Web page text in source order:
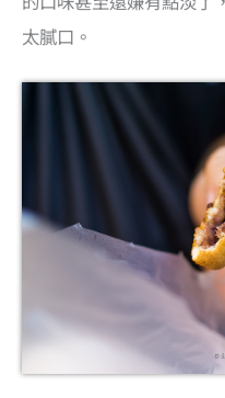
太膩口。